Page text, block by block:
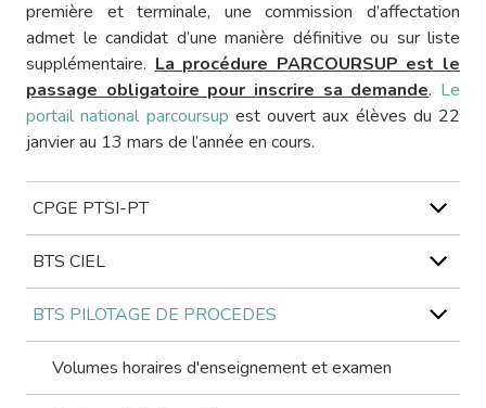
première et terminale, une commission d’affectation
admet le candidat d’une manière définitive ou sur liste
supplémentaire. La procédure PARCOURSUP est le
passage obligatoire pour inscrire sa demande. Le
portail national parcoursup est ouvert aux élèves du 22
janvier au 13 mars de l’année en cours.
CPGE PTSI-PT
BTS CIEL
BTS PILOTAGE DE PROCEDES
Volumes horaires d'enseignement et examen